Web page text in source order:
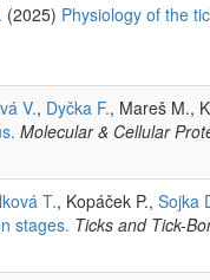
(2025) Physiology of the
V., Dyčka F., Mareš M.,
Molecular & Cellular
T., Kopáček P., Sojka
stages. Ticks and Tick-